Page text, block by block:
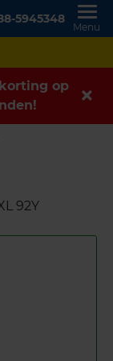
5945348
Menu
korting op